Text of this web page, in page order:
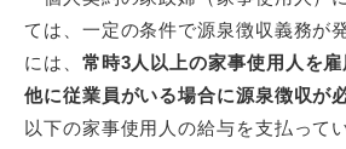
ては、一定の条件で源泉徴収義務が
には、 常時3人以上の家事使用人を雇
他に従業員がいる場合に源泉徴収が
以下の家事使用人の給与を支払って